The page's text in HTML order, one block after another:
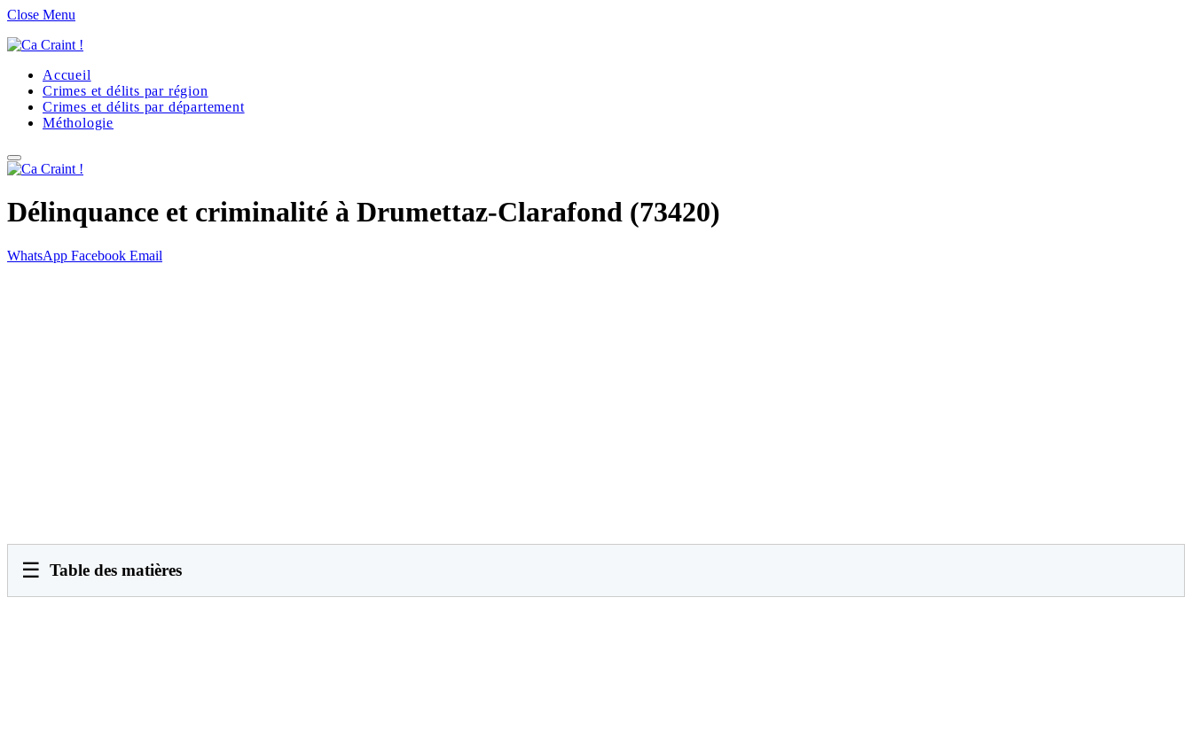
Close Menu
Accueil
Crimes et délits par région
Crimes et délits par département
Méthologie
Délinquance et criminalité à Drumettaz-Clarafond (73420)
WhatsApp Facebook Email
☰ Table des matières